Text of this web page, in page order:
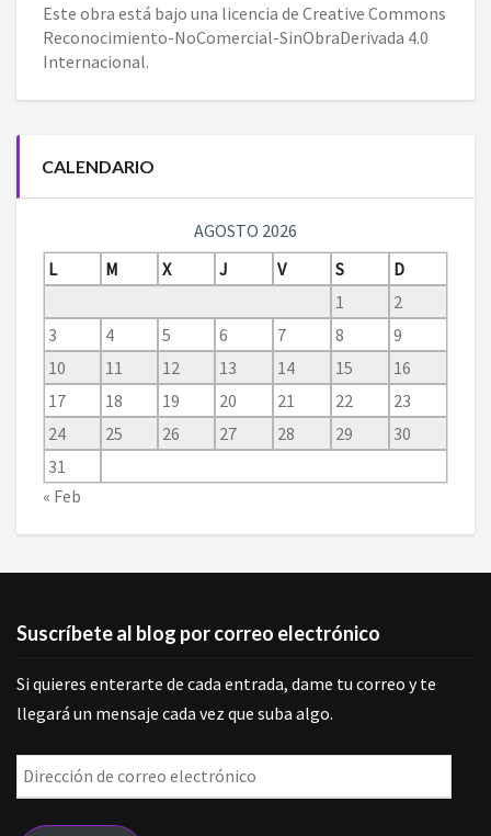
Este obra está bajo una licencia de Creative Commons
Reconocimiento-NoComercial-SinObraDerivada 4.0
Internacional.
CALENDARIO
AGOSTO 2026
L
M X J V S
D
1
2
3
4 5 6 7 8
9
10
11 12 13 14 15
16
17
18 19 20 21 22
23
24
25 26 27 28 29
30
31
« Feb
Suscríbete al blog por correo electrónico
Si quieres enterarte de cada entrada, dame tu correo y te
llegará un mensaje cada vez que suba algo.
Dirección
de
correo